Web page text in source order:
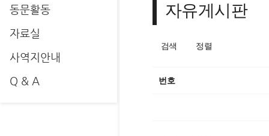
동문활동
자료실
사역지안내
Q & A
자유게시판
검색 정렬
번호